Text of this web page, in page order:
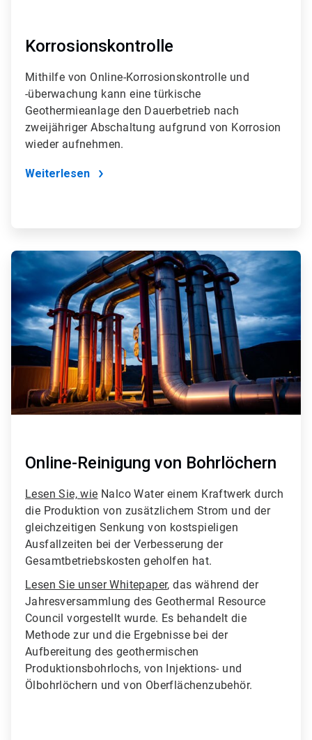
Korrosionskontrolle
Mithilfe von Online-Korrosionskontrolle und
-überwachung kann eine türkische
Geothermieanlage ​​​​​​​den Dauerbetrieb nach
zweijähriger Abschaltung aufgrund von Korrosion
wieder aufnehmen.
Weiterlesen
ArticleTile
von
Online-Reinigung von Bohrlöchern
Lesen Sie, wie Nalco Water einem Kraftwerk durch
die Produktion von zusätzlichem Strom und der
gleichzeitigen Senkung von kostspieligen
Ausfallzeiten bei der Verbesserung der
Gesamtbetriebskosten geholfen hat.
Lesen Sie unser Whitepaper, das während der
Jahresversammlung des Geothermal Resource
Council vorgestellt wurde. Es behandelt die
Methode zur und die Ergebnisse bei der
Aufbereitung des geothermischen
Produktionsbohrlochs, von Injektions- und
Ölbohrlöchern und von Oberflächenzubehör.